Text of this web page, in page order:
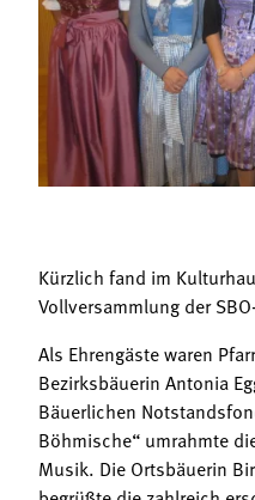
Mitgliedschaft
Landessekretariat
Bäuerliche Buffets
Hofgeschichten
Kürzlich fand im
Vollversammlung der
Als Ehrengäste waren
Bezirksbäuerin Antonia
Bäuerlichen
Böhmische“ umrahmte
Musik. Die Ortsbäuerin